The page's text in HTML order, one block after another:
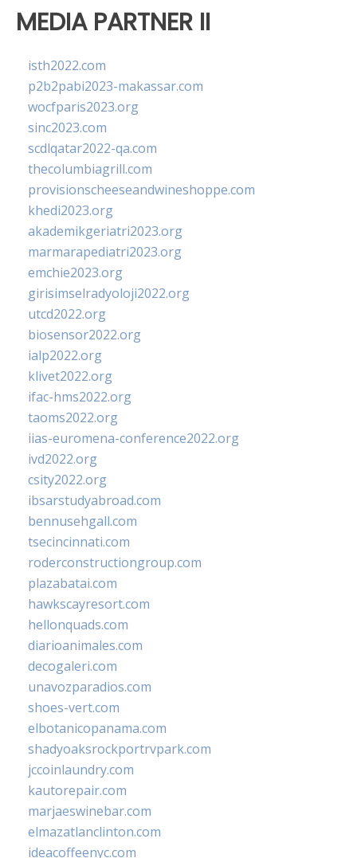
MEDIA PARTNER II
isth2022.com
p2b2pabi2023-makassar.com
wocfparis2023.org
sinc2023.com
scdlqatar2022-qa.com
thecolumbiagrill.com
provisionscheeseandwineshoppe.com
khedi2023.org
akademikgeriatri2023.org
marmarapediatri2023.org
emchie2023.org
girisimselradyoloji2022.org
utcd2022.org
biosensor2022.org
ialp2022.org
klivet2022.org
ifac-hms2022.org
taoms2022.org
iias-euromena-conference2022.org
ivd2022.org
csity2022.org
ibsarstudyabroad.com
bennusehgall.com
tsecincinnati.com
roderconstructiongroup.com
plazabatai.com
hawkscayresort.com
hellonquads.com
diarioanimales.com
decogaleri.com
unavozparadios.com
shoes-vert.com
elbotanicopanama.com
shadyoaksrockportrvpark.com
jccoinlaundry.com
kautorepair.com
marjaeswinebar.com
elmazatlanclinton.com
ideacoffeenyc.com